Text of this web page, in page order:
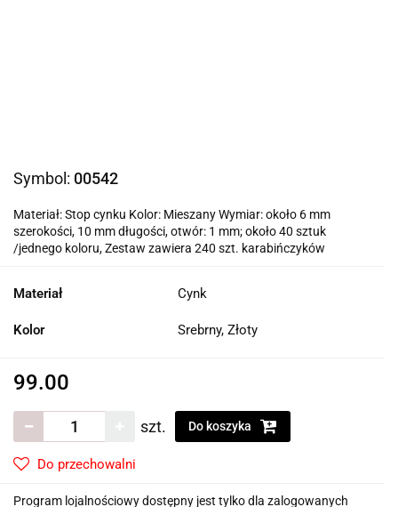
Symbol: 00542
Materiał: Stop cynku Kolor: Mieszany Wymiar: około 6 mm
szerokości, 10 mm długości, otwór: 1 mm; około 40 sztuk
/jednego koloru, Zestaw zawiera 240 szt. karabińczyków
Materiał Cynk
Kolor Srebrny, Złoty
99.00
szt. Do koszyka
Do przechowalni
Program lojalnościowy dostępny jest tylko dla zalogowanych